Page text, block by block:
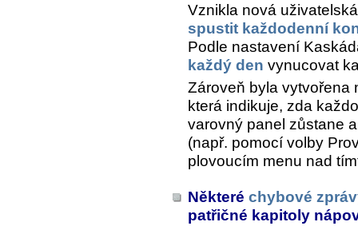
Vznikla nová
spustit každodenní
Podle nastavení
každý den vynucovat
Zároveň byla vytvořena
která indikuje, zda
varovný panel zůstane
(např. pomocí volby
plovoucím menu nad
Některé chybové
patřičné kapitoly